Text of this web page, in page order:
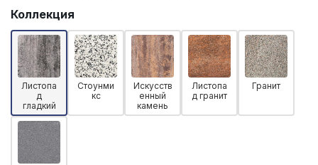
Коллекция
Листопа
д
гладкий
Стоунми
кс
Искусств
енный
камень
Листопа
д гранит
Гранит